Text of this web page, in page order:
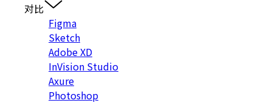
对比
Figma
Sketch
Adobe XD
InVision Studio
Axure
Photoshop